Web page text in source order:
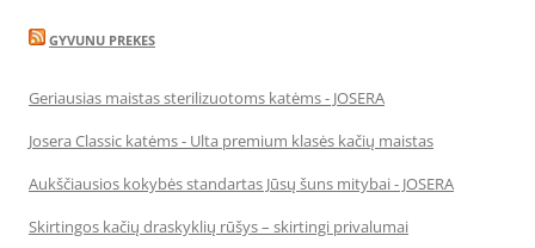
GYVUNU PREKES
Geriausias maistas sterilizuotoms katėms - JOSERA
Josera Classic katėms - Ulta premium klasės kačių maistas
Aukščiausios kokybės standartas Jūsų šuns mitybai - JOSERA
Skirtingos kačių draskyklių rūšys – skirtingi privalumai